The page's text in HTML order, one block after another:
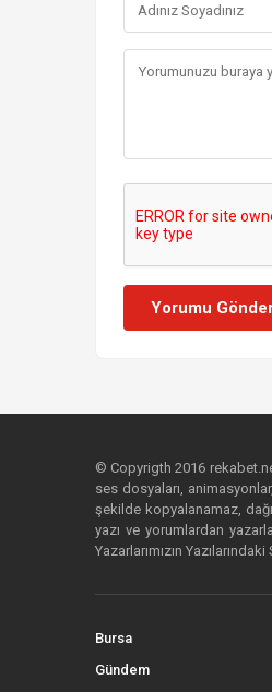
Yorumu
© Copyrigth 2016
ses dosyaları,
şekilde kopyalanamaz,
yazı ve yorumlardan
Yazarlarımızın
Bursa
Gündem